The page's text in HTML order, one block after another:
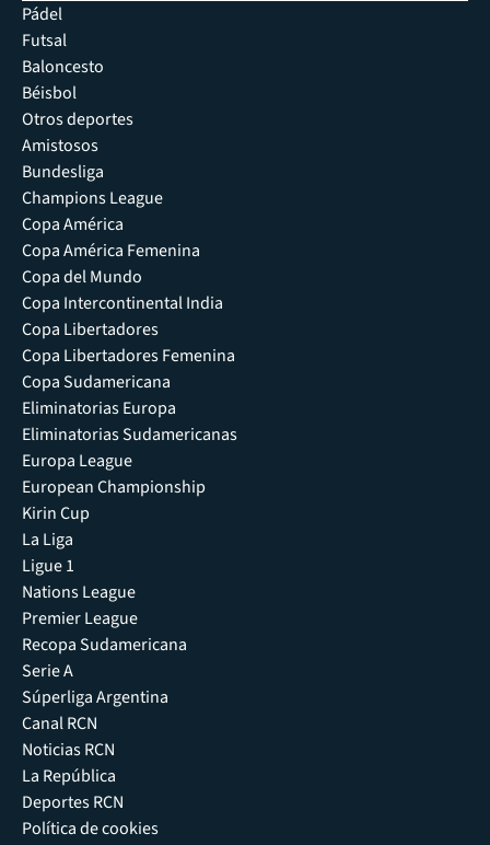
Pádel
Futsal
Baloncesto
Béisbol
Otros deportes
Amistosos
Bundesliga
Champions League
Copa América
Copa América Femenina
Copa del Mundo
Copa Intercontinental India
Copa Libertadores
Copa Libertadores Femenina
Copa Sudamericana
Eliminatorias Europa
Eliminatorias Sudamericanas
Europa League
European Championship
Kirin Cup
La Liga
Ligue 1
Nations League
Premier League
Recopa Sudamericana
Serie A
Súperliga Argentina
Canal RCN
Noticias RCN
La República
Deportes RCN
Política de cookies